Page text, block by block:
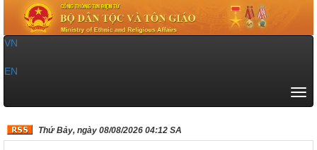
VN
EN
Thứ Bảy, ngày 08/08/2026 04:12 SA